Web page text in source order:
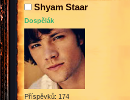
Shyam Staar
Dospělák
Příspěvků: 174